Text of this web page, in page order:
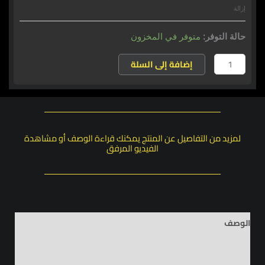
إزالة
حالة التوفر: متوفر في المخزون
إضافة إلى السلة
لمزيد من التفاصيل عن المنتج يمكنك قراءة الوصف أو مشاهدة
الفيديو المرفق
الوصف